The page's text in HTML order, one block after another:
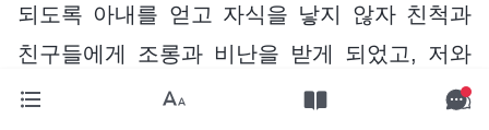
되도록 아내를 얻고 자식을 낳지 않자 친척과
친구들에게 조롱과 비난을 받게 되었고, 저와
부모님 모두 고개를 들지 못했습니다. 그래서